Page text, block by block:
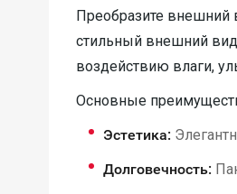
Преобразите внешний
стильный внешний
воздействию влаги,
Основные
Эстетика:
Долговечность: